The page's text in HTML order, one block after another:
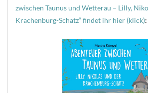
zwischen Taunus und Wetterau – Lilly,
Krachenburg-Schatz“ findet ihr hier (klick):